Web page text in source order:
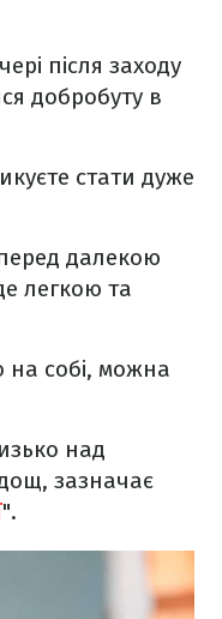
після заходу
добробуту в
стати дуже
далекою
легкою та
собі, можна
над
зазначає
".